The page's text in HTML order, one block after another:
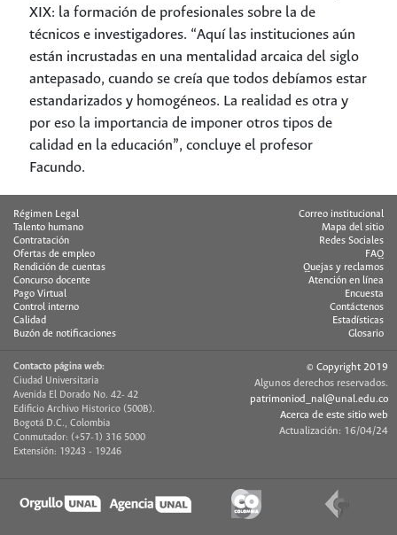
XIX: la formación de profesionales sobre la de
técnicos e investigadores. “Aquí las instituciones aún
están incrustadas en una mentalidad arcaica del siglo
antepasado, cuando se creía que todos debíamos estar
estandarizados y homogéneos. La realidad es otra y
por eso la importancia de imponer otros tipos de
calidad en la educación”, concluye el profesor
Facundo.
Régimen Legal
Talento humano
Contratación
Ofertas de empleo
Rendición de cuentas
Concurso docente
Pago Virtual
Control interno
Calidad
Buzón de notificaciones
Correo institucional
Mapa del sitio
Redes Sociales
FAQ
Quejas y reclamos
Atención en línea
Encuesta
Contáctenos
Estadísticas
Glosario
Contacto página web:
Ciudad Universitaria
Avenida El Dorado No. 42- 42
Edificio Archivo Historico (500B).
Bogotá D.C., Colombia
Conmutador: (+57-1) 316 5000
Extensión: 19243 - 19246
© Copyright 2019
Algunos derechos reservados.
patrimoniod_nal@unal.edu.co
Acerca de este sitio web
Actualización: 16/04/24